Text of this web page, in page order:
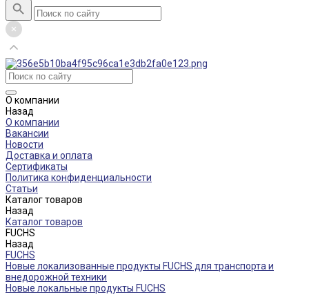
О компании
Назад
О компании
Вакансии
Новости
Доставка и оплата
Сертификаты
Политика конфиденциальности
Статьи
Каталог товаров
Назад
Каталог товаров
FUCHS
Назад
FUCHS
Новые локализованные продукты FUCHS для транспорта и
внедорожной техники
Новые локальные продукты FUCHS